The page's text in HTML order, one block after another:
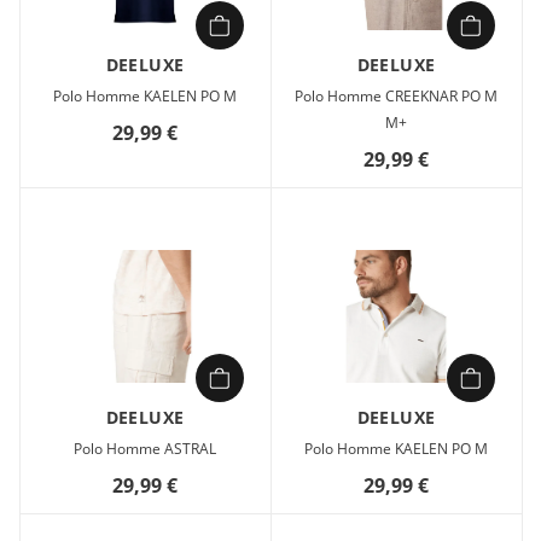
DEELUXE
Polo Homme KAELEN PO M
29,99 €
DEELUXE
Polo Homme CREEKNAR PO M
M+
29,99 €
DEELUXE
Polo Homme ASTRAL
29,99 €
DEELUXE
Polo Homme KAELEN PO M
29,99 €